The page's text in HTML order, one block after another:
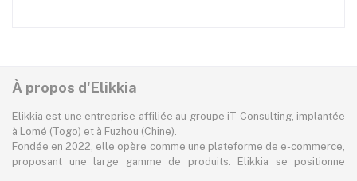
À propos d'Elikkia
Elikkia est une entreprise affiliée au groupe iT Consulting, implantée
à Lomé (Togo) et à Fuzhou (Chine).
Fondée en 2022, elle opère comme une plateforme de e-commerce,
proposant une large gamme de produits. Elikkia se positionne